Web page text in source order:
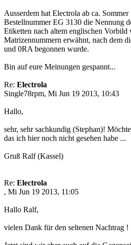
Ausserdem hat Electrola ab ca.
Bestellnummer EG 3130 die Nennung
Etiketten nach altem englischen Vorbild
Matrizennummern erwähnt, nach dem
und 0RA begonnen wurde.
Bin auf eure Meinungen gespannt...
Re: Electrola
Single78rpm, Mi Jun 19 2013, 10:43
Hallo,
sehr, sehr sachkundig (Stephan)!
das ich hier noch nicht gesehen habe ...
Gruß Ralf (Kassel)
Re: Electrola
, Mi Jun 19 2013, 11:05
Hallo Ralf,
vielen Dank für den seltenen Nachtrag !